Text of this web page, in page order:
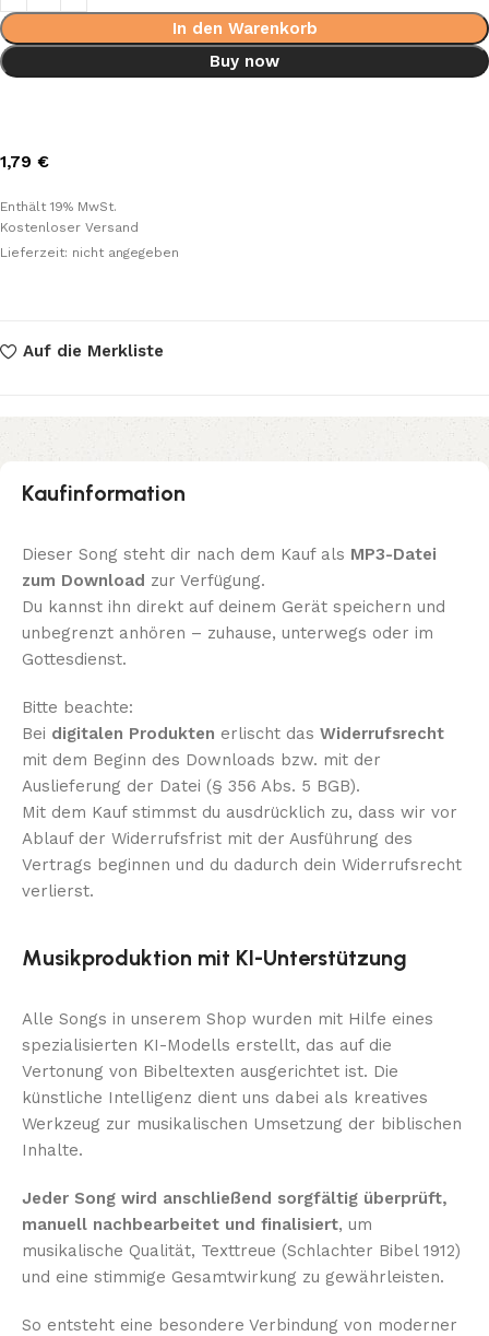
In den Warenkorb
Buy now
1,79 €
Enthält 19% MwSt.
Kostenloser Versand
Lieferzeit: nicht angegeben
Auf die Merkliste
Kaufinformation
Dieser Song steht dir nach dem Kauf als MP3-Datei
zum Download zur Verfügung.
Du kannst ihn direkt auf deinem Gerät speichern und
unbegrenzt anhören – zuhause, unterwegs oder im
Gottesdienst.
Bitte beachte:
Bei digitalen Produkten erlischt das Widerrufsrecht
mit dem Beginn des Downloads bzw. mit der
Auslieferung der Datei (§ 356 Abs. 5 BGB).
Mit dem Kauf stimmst du ausdrücklich zu, dass wir vor
Ablauf der Widerrufsfrist mit der Ausführung des
Vertrags beginnen und du dadurch dein Widerrufsrecht
verlierst.
Musikproduktion mit KI-Unterstützung
Alle Songs in unserem Shop wurden mit Hilfe eines
spezialisierten KI-Modells erstellt, das auf die
Vertonung von Bibeltexten ausgerichtet ist. Die
künstliche Intelligenz dient uns dabei als kreatives
Werkzeug zur musikalischen Umsetzung der biblischen
Inhalte.
Jeder Song wird anschließend sorgfältig überprüft,
manuell nachbearbeitet und finalisiert, um
musikalische Qualität, Texttreue (Schlachter Bibel 1912)
und eine stimmige Gesamtwirkung zu gewährleisten.
So entsteht eine besondere Verbindung von moderner